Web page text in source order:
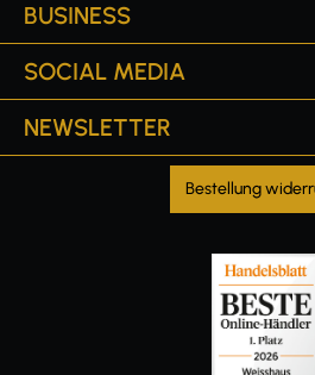
BUSINESS
SOCIAL MEDIA
NEWSLETTER
Bestellung